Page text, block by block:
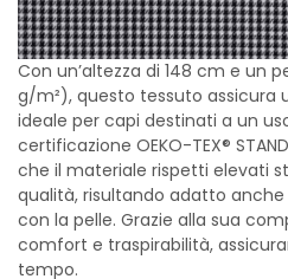
Con un’altezza di 148 cm e un
g/m²), questo tessuto assicura
ideale per capi destinati a un
certificazione OEKO-TEX®
che il materiale rispetti elevati
qualità, risultando adatto
con la pelle. Grazie alla sua
comfort e traspirabilità,
tempo.